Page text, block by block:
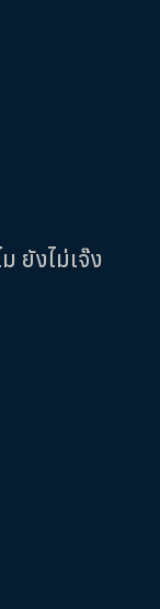
ยังไม่เจ๊ง